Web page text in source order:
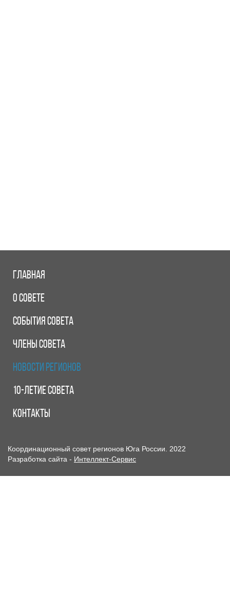
ГЛАВНАЯ
О СОВЕТЕ
СОБЫТИЯ СОВЕТА
ЧЛЕНЫ СОВЕТА
НОВОСТИ РЕГИОНОВ
10-ЛЕТИЕ СОВЕТА
КОНТАКТЫ
Координационный совет регионов Юга России. 2022
Разработка сайта - Интеллект-Сервис